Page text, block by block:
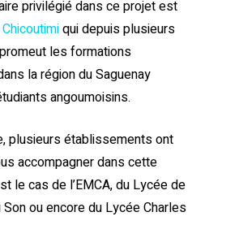
privilégié dans ce projet est
qui depuis plusieurs
les formations
la région du Saguenay
angoumoisins.
plusieurs établissements ont
accompagner dans cette
le cas de l’EMCA, du Lycée de
Son ou encore du Lycée Charles